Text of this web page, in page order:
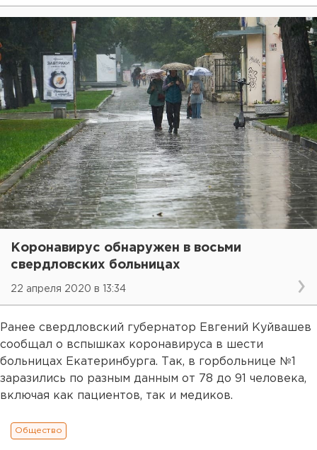
Коронавирус обнаружен в восьми
свердловских больницах
22 апреля 2020 в 13:34
Ранее свердловский губернатор Евгений Куйвашев
сообщал о вспышках коронавируса в шести
больницах Екатеринбурга. Так, в горбольнице №1
заразились по разным данным от 78 до 91 человека,
включая как пациентов, так и медиков.
Общество